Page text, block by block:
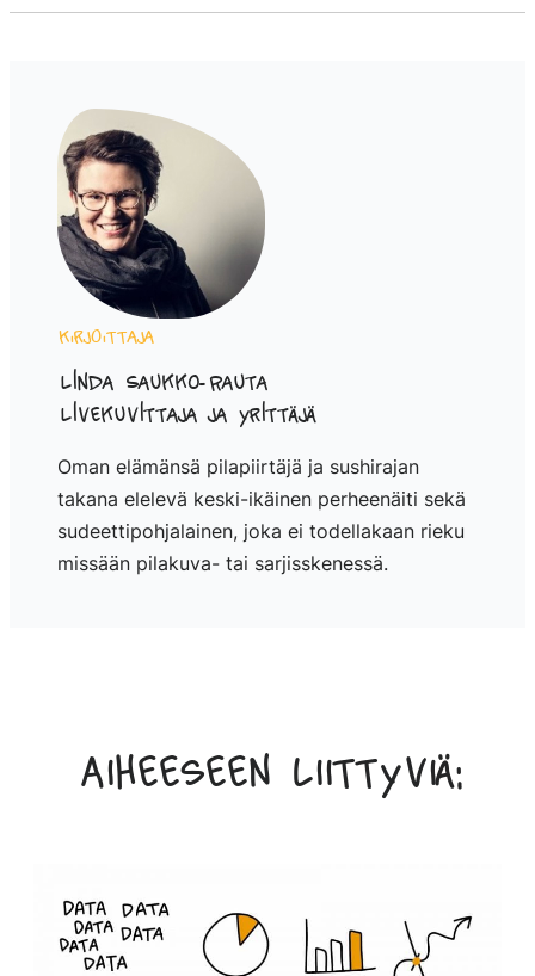
Kirjoittaja
Linda Saukko-Rauta
Livekuvittaja ja yrittäjä
Oman elämänsä pilapiirtäjä ja sushirajan
takana elelevä keski-ikäinen perheenäiti sekä
sudeettipohjalainen, joka ei todellakaan rieku
missään pilakuva- tai sarjisskenessä.
Aiheeseen liittyviä: